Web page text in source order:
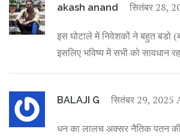
akash anand सितंबर 28,
इस घोटाले में निवेशकों ने बहुत बडो
इसलिए भविष्य में सभी को सावधान
BALAJI G सितंबर 29, 2025
धन का लालच अक्सर नैतिक पतन